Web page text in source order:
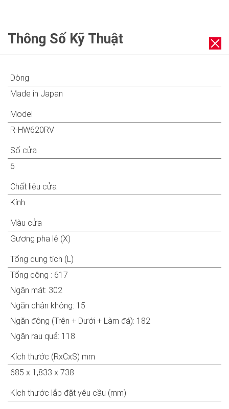
Thông Số Kỹ Thuật
Dòng
Made in Japan
Model
R-HW620RV
Số cửa
6
Chất liệu cửa
Kính
Màu cửa
Gương pha lê (X)
Tổng dung tích (L)
Tổng cộng : 617
Ngăn mát: 302
Ngăn chân không: 15
Ngăn đông (Trên + Dưới + Làm đá): 182
Ngăn rau quả: 118
Kích thước (RxCxS) mm
685 x 1,833 x 738
Kích thước lắp đặt yêu cầu (mm)